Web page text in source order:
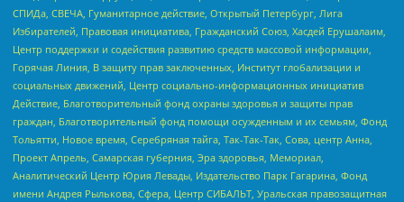
СПИДа, СВЕЧА, Гуманитарное действие, Открытый Петербург, Лига
Избирателей, Правовая инициатива, Гражданский Союз, Хасдей Ерушалаим,
Центр поддержки и содействия развитию средств массовой информации,
Горячая Линия, В защиту прав заключенных, Институт глобализации и
социальных движений, Центр социально-информационных инициатив
Действие, Благотворительный фонд охраны здоровья и защиты прав
граждан, Благотворительный фонд помощи осужденным и их семьям, Фонд
Тольятти, Новое время, Серебряная тайга, Так-Так-Так, Сова, центр Анна,
Проект Апрель, Самарская губерния, Эра здоровья, Мемориал,
Аналитический Центр Юрия Левады, Издательство Парк Гагарина, Фонд
имени Андрея Рылькова, Сфера, Центр СИБАЛЬТ, Уральская правозащитная